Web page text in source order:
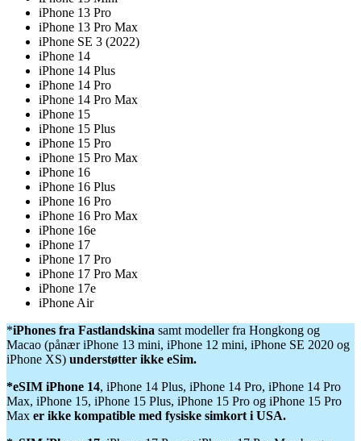
iPhone 13 Pro
iPhone 13 Pro Max
iPhone SE 3 (2022)
iPhone 14
iPhone 14 Plus
iPhone 14 Pro
iPhone 14 Pro Max
iPhone 15
iPhone 15 Plus
iPhone 15 Pro
iPhone 15 Pro Max
iPhone 16
iPhone 16 Plus
iPhone 16 Pro
iPhone 16 Pro Max
iPhone 16e
iPhone 17
iPhone 17 Pro
iPhone 17 Pro Max
iPhone 17e
iPhone Air
*iPhones fra Fastlandskina samt modeller fra Hongkong og
Macao (pånær iPhone 13 mini, iPhone 12 mini, iPhone SE 2020 og
iPhone XS) understøtter ikke eSim.
*eSIM iPhone 14, iPhone 14 Plus, iPhone 14 Pro, iPhone 14 Pro
Max, iPhone 15, iPhone 15 Plus, iPhone 15 Pro og iPhone 15 Pro
Max er ikke kompatible med fysiske simkort i USA.